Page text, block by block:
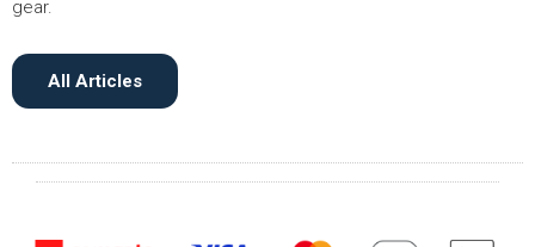
gear.
All Articles